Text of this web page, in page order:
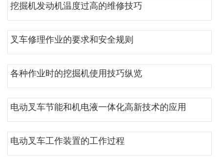
挖掘机发动机温度过高的维修技巧
叉车修理作业的要求和安全规则
各种作业时的挖掘机使用技巧纵览
电动叉车节能和机电液一体化高新技术的应用
电动叉车工作装置的工作过程